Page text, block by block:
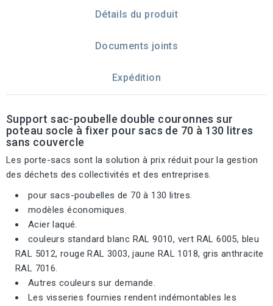
Détails du produit
Documents joints
Expédition
Support sac-poubelle double couronnes sur
poteau socle à fixer pour sacs de 70 à 130 litres
sans couvercle
Les porte-sacs sont la solution à prix réduit pour la gestion
des déchets des collectivités et des entreprises.
pour sacs-poubelles de 70 à 130 litres.
modèles économiques.
Acier laqué.
couleurs standard blanc RAL 9010, vert RAL 6005, bleu
RAL 5012, rouge RAL 3003, jaune RAL 1018, gris anthracite
RAL 7016.
Autres couleurs sur demande.
Les visseries fournies rendent indémontables les